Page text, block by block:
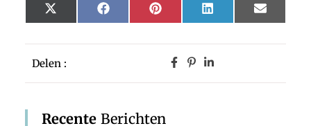
Delen :
Recente Berichten
X
(Twitter)
FacebookPinterestLinkedInEmail